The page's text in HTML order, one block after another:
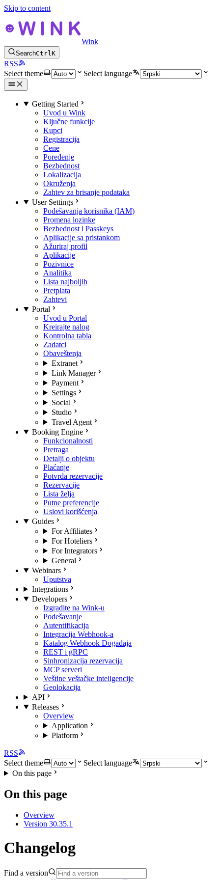
Skip to content
Wink
SearchCtrlK
RSS
Select theme
Select language
Getting Started
Uvod u Wink
Ključne funkcije
Kupci
Registracija
Cene
Poređenje
Bezbednost
Lokalizacija
Okruženja
Zahtev za brisanje podataka
User Settings
Podešavanja korisnika (IAM)
Promena lozinke
Bezbednost i Passkeys
Aplikacije sa pristankom
Ažuriraj profil
Aplikacije
Pozivnice
Analitika
Lista najboljih
Pretplata
Zahtevi
Portal
Uvod u Portal
Kreirajte nalog
Kontrolna tabla
Zadatci
Obaveštenja
Extranet
Link Manager
Payment
Settings
Social
Studio
Travel Agent
Booking Engine
Funkcionalnosti
Pretraga
Detalji o objektu
Plaćanje
Potvrda rezervacije
Rezervacije
Lista želja
Putne preferencije
Uslovi korišćenja
Guides
For Affiliates
For Hoteliers
For Integrators
General
Webinars
Uputstva
Integrations
Developers
Izgradite na Wink-u
Podešavanje
Autentifikacija
Integracija Webhook-a
Katalog Webhook Događaja
REST i gRPC
Sinhronizacija rezervacija
MCP serveri
Veštine veštačke inteligencije
Geolokacija
API
Releases
Overview
Application
Platform
RSS
Select theme
Select language
On this page
On this page
Overview
Version 30.35.1
Changelog
Find a version